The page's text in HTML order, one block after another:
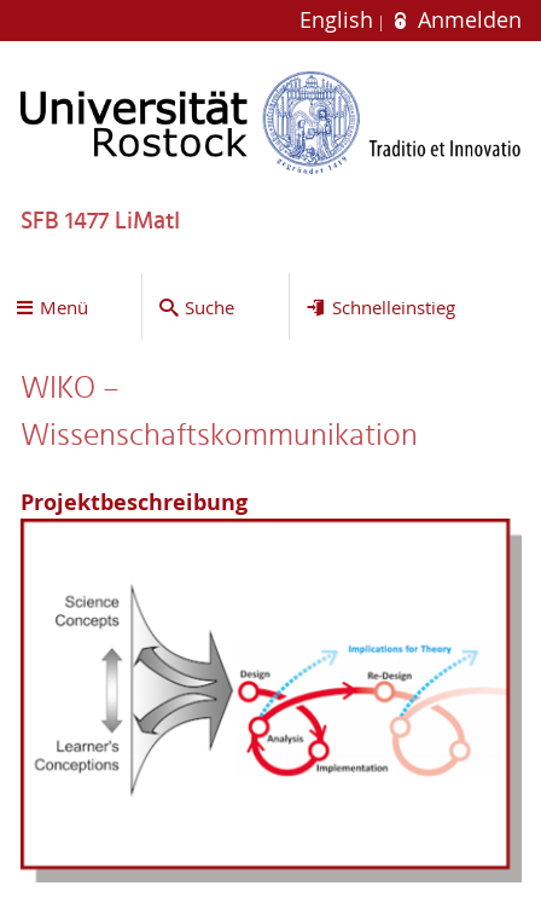
English Anmelden
SFB 1477 LiMatI
Menü Suche Schnelleinstieg
WIKO –
Wissenschaftskommunikation
Projektbeschreibung